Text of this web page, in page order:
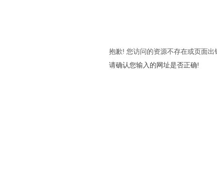
抱歉! 您访问的资源不存在或页面出
请确认您输入的网址是否正确!